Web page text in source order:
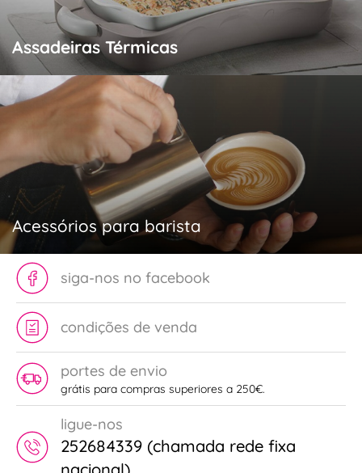
Assadeiras Térmicas
Acessórios para barista
siga-nos no facebook
condições de venda
portes de envio
grátis para compras superiores a 250€.
ligue-nos
252684339 (chamada rede fixa